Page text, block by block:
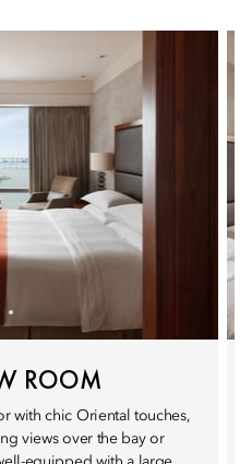
ROOM
with chic Oriental touches,
views over the bay or